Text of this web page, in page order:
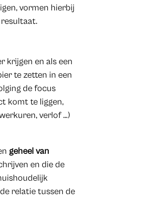
vormen hierbij
krijgen en als een
te zetten in een
de focus
komt te liggen,
verlof …)
geheel van
en die de
relatie tussen de